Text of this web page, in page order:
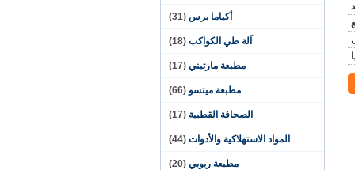
أكياما برس (31)
آلة طي الكواكب (18)
مطبعة مارتيني (17)
مطبعة ميتسو (66)
الصحافة القطبية (17)
المواد الاستهلاكية والأدوات (44)
مطبعة ريوبي (20)